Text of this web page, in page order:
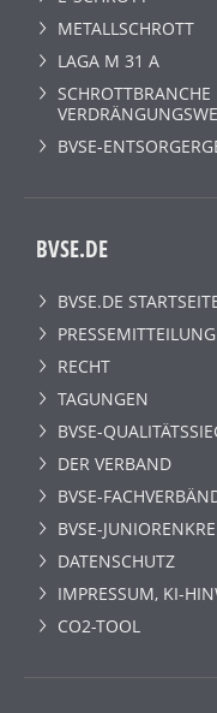
METALLSCHROTT
LAGA M 31 A
SCHROTTBRANCHE
BVSE-
BVSE.DE
BVSE.DE
RECHT
TAGUNGEN
BVSE-
DER VERBAND
BVSE-
BVSE-
DATENSCHUTZ
IMPRESSUM, KI-
CO2-TOOL